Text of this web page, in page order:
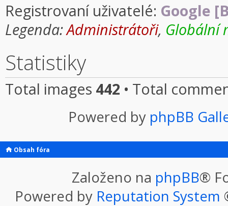
Registrovaní uživatelé: Google
Legenda:Administrátoři, Globální
Statistiky
Total images 442 • Total
Powered by phpBB
Obsah fóra
Založeno na phpBB®
Powered by Reputation System